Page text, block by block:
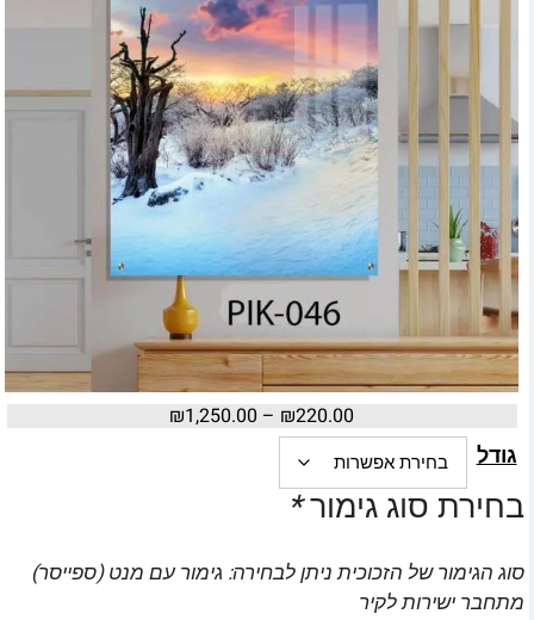
₪220.00
–
₪1,250.00
גודל
בחירת סוג גימור*
סוג הגימור של הזכוכית ניתן לבחירה: גימור עם מנט (ספייסר)
מתחבר ישירות לקיר